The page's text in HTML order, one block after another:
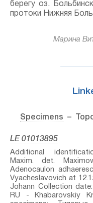
берегу оз.
протоки Нижняя
Марина
Specimens –
LE 01013895
Additional
Maxim.⁣ det.
Adenocaulon
Vyacheslavovich at
Johann Collection
RU - Khabarovskiy